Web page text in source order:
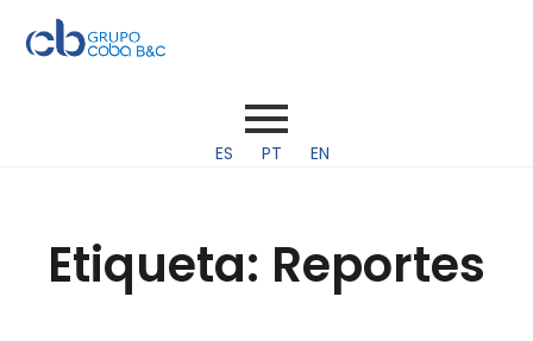
ES PT EN
Etiqueta: Reportes